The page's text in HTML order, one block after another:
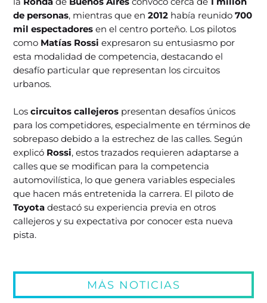
de personas, mientras que en2012 había reunido700
mil espectadores en el centro porteño. Los pilotos
como Matías Rossi expresaron su entusiasmo por
esta modalidad de competencia, destacando el
desafío particular que representan los circuitos
urbanos.
Loscircuitos callejeros presentan desafíos únicos
para los competidores, especialmente en términos de
sobrepaso debido a la estrechez de las calles. Según
explicó Rossi, estos trazados requieren adaptarse a
calles que se modifican para la competencia
automovilística, lo que genera variables especiales
que hacen más entretenida la carrera. El piloto de
Toyota destacó su experiencia previa en otros
callejeros y su expectativa por conocer esta nueva
pista.
MÁS NOTICIAS